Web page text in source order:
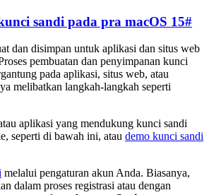
sandi pada pra macOS 15#
dan disimpan untuk aplikasi dan situs web
pembuatan dan penyimpanan kunci
pada aplikasi, situs web, atau
melibatkan langkah-langkah seperti
aplikasi yang mendukung kunci sandi
seperti di bawah ini, atau demo kunci sandi
melalui pengaturan akun Anda. Biasanya,
dalam proses registrasi atau dengan